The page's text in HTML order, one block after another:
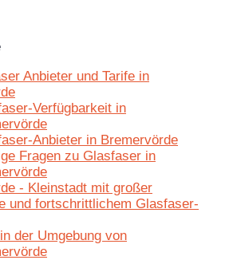
Anbieter und Tarife in
Verfügbarkeit in
Anbieter in Bremervörde
Fragen zu Glasfaser in
- Kleinstadt mit großer
und fortschrittlichem Glasfaser-
der Umgebung von